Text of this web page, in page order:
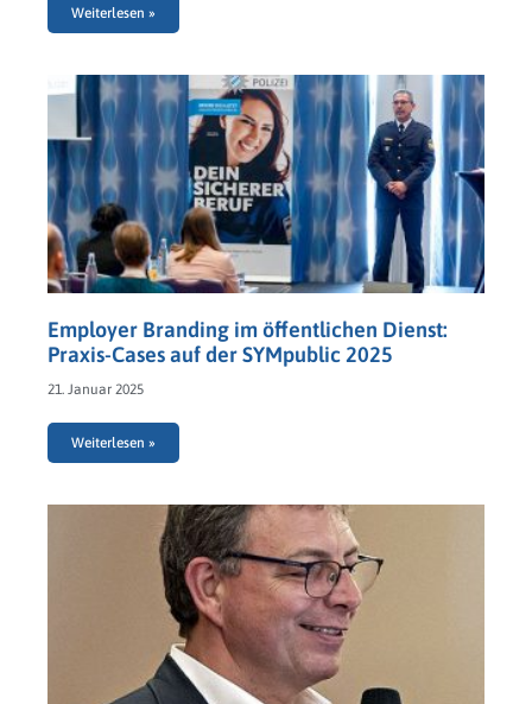
Weiterlesen »
Employer Branding im öffentlichen Dienst:
Praxis-Cases auf der SYMpublic 2025
21. Januar 2025
Weiterlesen »